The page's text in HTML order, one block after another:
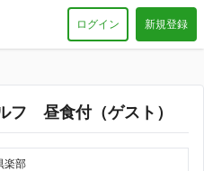
ログイン 新規登録
フ 昼食付（ゲスト）
楽部